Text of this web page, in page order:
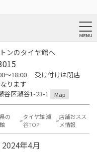
ンのタイヤ館へ
～18:00 受け付けは閉店
ります
谷区瀬谷1-23-1
Map
の
タイヤ館 瀬
谷TOP
店舗おスス
メ情報
年4月